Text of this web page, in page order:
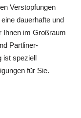
Verstopfungen
dauerhafte und
Ihnen im Großraum
Partliner-
ist speziell
für Sie.